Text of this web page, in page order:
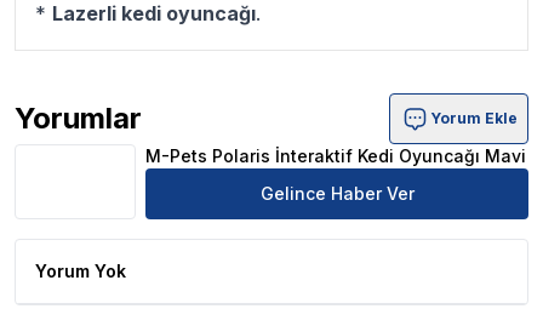
* Lazerli kedi oyuncağı.
Yorumlar
M-Pets Polaris İnteraktif Kedi Oyuncağı Mavi Ürün
Yorum Ekle
M-Pets Polaris İnteraktif Kedi Oyuncağı Mavi
Gelince Haber Ver
Yorum Yok